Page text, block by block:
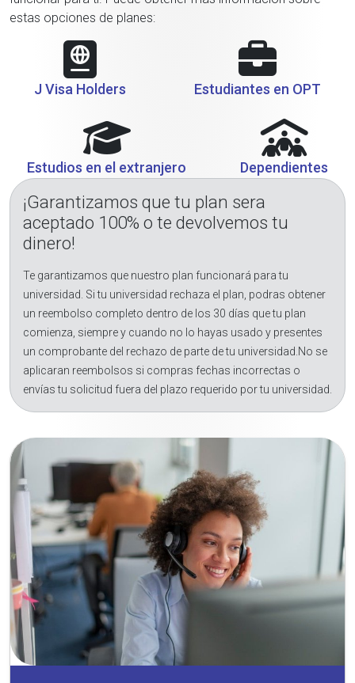
estas opciones de planes:
J Visa Holders Estudiantes en OPT
Estudios en el extranjero Dependientes
¡Garantizamos que tu plan sera
aceptado 100% o te devolvemos tu
dinero!
Te garantizamos que nuestro plan funcionará para tu
universidad. Si tu universidad rechaza el plan, podras obtener
un reembolso completo dentro de los 30 días que tu plan
comienza, siempre y cuando no lo hayas usado y presentes
un comprobante del rechazo de parte de tu universidad.No se
aplicaran reembolsos si compras fechas incorrectas o
envías tu solicitud fuera del plazo requerido por tu universidad.